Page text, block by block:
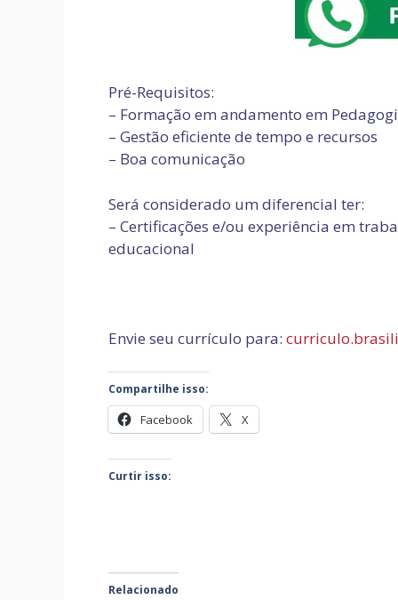
Pré-Requisitos:
– Formação em andamento em
– Gestão eficiente de tempo e recursos
– Boa comunicação
Será considerado um diferencial ter:
– Certificações e/ou experiência em
educacional
Envie seu currículo para:
Compartilhe isso:
Facebook X
Curtir isso:
Relacionado